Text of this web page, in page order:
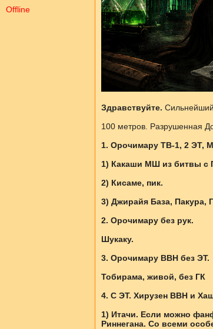
Offline
Здравствуйте.
100 метров. Разрушенная
1. Орочимару ТВ-1, 2 ЭТ,
1) Какаши МШ из битвы с
2) Кисаме, пик.
3) Джирайя База, Пакура,
2. Орочимару без рук.
Шукаку.
3. Орочимару ВВН без ЭТ.
Тобирама, живой, без ГК
4. С ЭТ. Хирузен ВВН и
1) Итачи. Если можно
Риннегана. Со всеми